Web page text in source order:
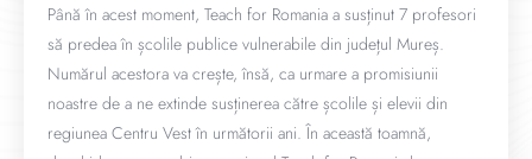
Până în acest moment, Teach for Romania a susținut 7 profesori
să predea în școlile publice vulnerabile din județul Mureș.
Numărul acestora va crește, însă, ca urmare a promisiunii
noastre de a ne extinde susținerea către școlile și elevii din
regiunea Centru Vest în următorii ani. În această toamnă,